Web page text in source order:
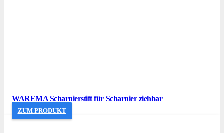
WAREMA Scharnierstift für Scharnier ziehbar
ZUM PRODUKT